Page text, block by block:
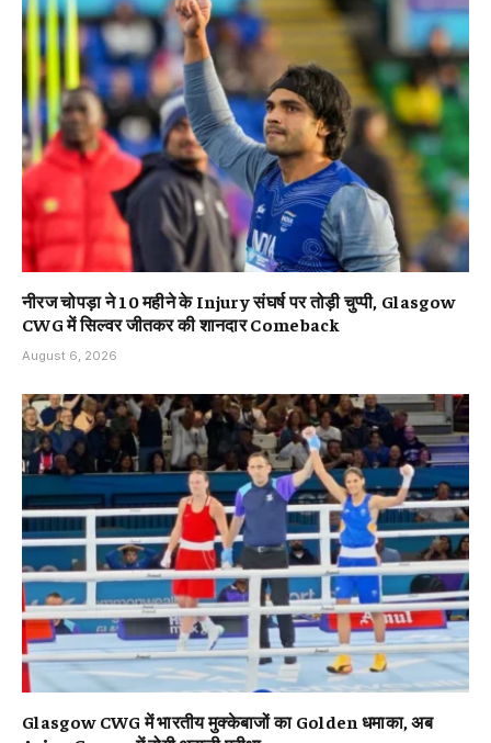
नीरज चोपड़ा ने 10 महीने के Injury संघर्ष पर तोड़ी चुप्पी, Glasgow
CWG में सिल्वर जीतकर की शानदार Comeback
August 6, 2026
Glasgow CWG में भारतीय मुक्केबाजों का Golden धमाका, अब